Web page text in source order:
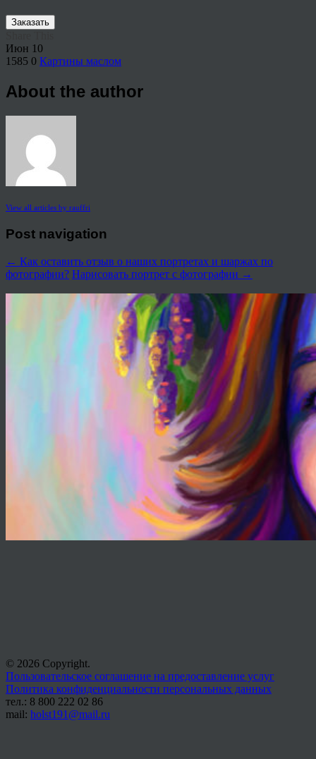
Заказать
Июн 10
1585 0 Картины маслом
About the author
View all articles by rauffri
Post navigation
← Как оставить отзыв о наших портретах и шаржах по
фотографии? Нарисовать портрет с фотографии →
© 2026 Copyright.
Пользовательское соглашение на предоставление услуг
Политика конфиденциальности персональных данных
тел.: 8 800 222 02 86
mail: holst191@mail.ru